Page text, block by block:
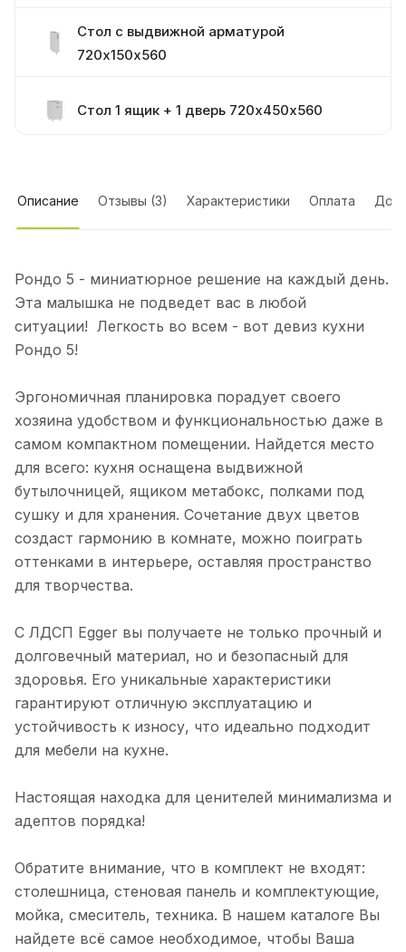
Стол с выдвижной арматурой
720х150х560
Стол 1 ящик + 1 дверь 720х450х560
Ручка черная
Описание Отзывы (3) Характеристики Оплата
Рондо 5 - миниатюрное решение на каждый день.
Эта малышка не подведет вас в любой
ситуации! Легкость во всем - вот девиз кухни
Рондо 5!
Эргономичная планировка порадует своего
хозяина удобством и функциональностью даже в
самом компактном помещении. Найдется место
для всего: кухня оснащена выдвижной
бутылочницей, ящиком метабокс, полками под
сушку и для хранения. Сочетание двух цветов
создаст гармонию в комнате, можно поиграть
оттенками в интерьере, оставляя пространство
для творчества.
С ЛДСП Egger вы получаете не только прочный и
долговечный материал, но и безопасный для
здоровья. Его уникальные характеристики
гарантируют отличную эксплуатацию и
устойчивость к износу, что идеально подходит
для мебели на кухне.
Настоящая находка для ценителей минимализма и
адептов порядка!
Обратите внимание, что в комплект не входят:
столешница, стеновая панель и комплектующие,
мойка, смеситель, техника. В нашем каталоге Вы
найдете всё самое необходимое, чтобы Ваша